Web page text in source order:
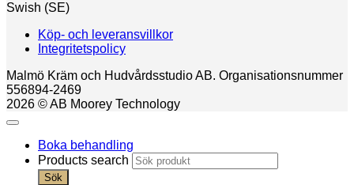
Swish (SE)
Köp- och leveransvillkor
Integritetspolicy
Malmö Kräm och Hudvårdsstudio AB. Organisationsnummer
556894-2469
2026 © AB Moorey Technology
Boka behandling
Products search
Sök